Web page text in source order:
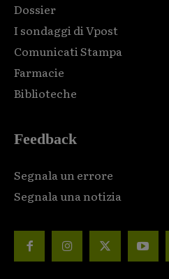
Dossier
I sondaggi di Vpost
Comunicati Stampa
Farmacie
Biblioteche
Feedback
Segnala un errore
Segnala una notizia